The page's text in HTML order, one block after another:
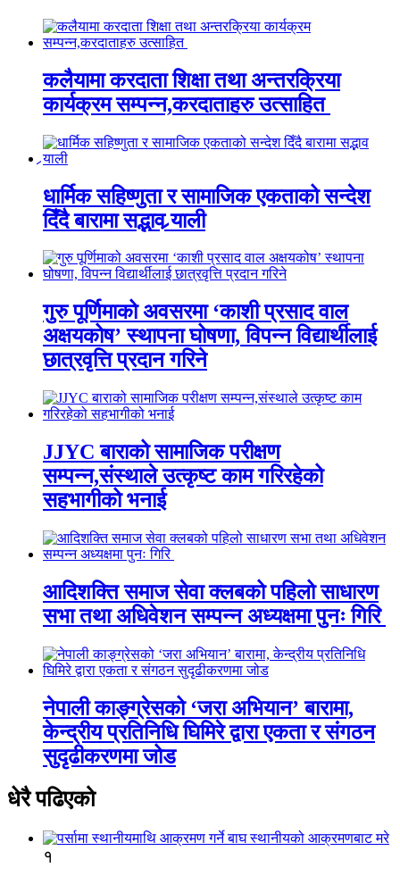
कलैयामा करदाता शिक्षा तथा अन्तरक्रिया
कार्यक्रम सम्पन्न,करदाताहरु उत्साहित
धार्मिक सहिष्णुता र सामाजिक एकताको सन्देश
दिँदै बारामा सद्भाव र्‍याली
गुरु पूर्णिमाको अवसरमा ‘काशी प्रसाद वाल
अक्षयकोष’ स्थापना घोषणा, विपन्न विद्यार्थीलाई
छात्रवृत्ति प्रदान गरिने
JJYC बाराको सामाजिक परीक्षण
सम्पन्न,संस्थाले उत्कृष्ट काम गरिरहेको
सहभागीको भनाई
आदिशक्ति समाज सेवा क्लबको पहिलो साधारण
सभा तथा अधिवेशन सम्पन्न अध्यक्षमा पुनः गिरि
नेपाली काङ्ग्रेसको ‘जरा अभियान’ बारामा,
केन्द्रीय प्रतिनिधि घिमिरे द्वारा एकता र संगठन
सुदृढीकरणमा जोड
धेरै पढिएको
१